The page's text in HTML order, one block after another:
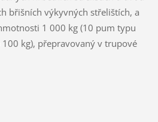
břišních výkyvných střelištích, a
1 000 kg (10 pum typu
kg), přepravovaný v trupové